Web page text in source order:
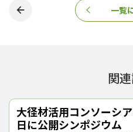
兵庫県は、「Tajima TAPOS」
したスパン表ソフト「簡単部材
プレカット機械メーカー（キク
ている。また、「TAPOS」は、
庫県森林林業技術センター（
一覧
関
大径材活用コンソーシ
日に公開シンポジウム